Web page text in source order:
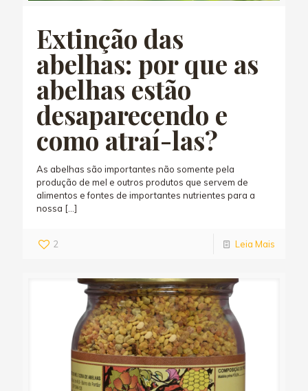
Extinção das
abelhas: por que as
abelhas estão
desaparecendo e
como atraí-las?
As abelhas são importantes não somente pela
produção de mel e outros produtos que servem de
alimentos e fontes de importantes nutrientes para a
nossa […]
2 Leia Mais